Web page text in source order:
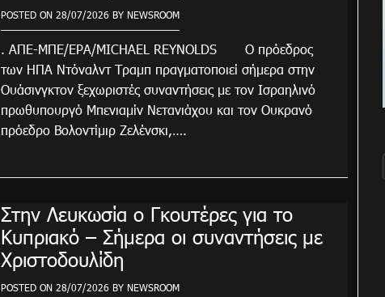
POSTED ON 28/07/2026 BY NEWSROOM
. ΑΠΕ-ΜΠΕ/EPA/MICHAEL REYNOLDS Ο πρόεδρος
των ΗΠΑ Ντόναλντ Τραμπ πραγματοποιεί σήμερα στην
Ουάσινγκτον ξεχωριστές συναντήσεις με τον Ισραηλινό
πρωθυπουργό Μπενιαμίν Νετανιάχου και τον Ουκρανό
πρόεδρο Βολοντίμιρ Ζελένσκι,….
Στην Λευκωσία ο Γκουτέρες για το
Κυπριακό – Σήμερα οι συναντήσεις με
Χριστοδουλίδη
POSTED ON 28/07/2026 BY NEWSROOM